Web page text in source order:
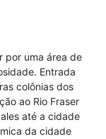
por uma área de
Entrada
colônias dos
ao Rio Fraser
até a cidade
da cidade